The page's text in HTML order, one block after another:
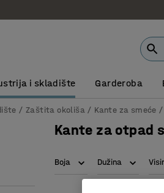
i skladište Garderoba
Zaštita okoliša Kante za smeće
Kante za otpad
Boja Dužina